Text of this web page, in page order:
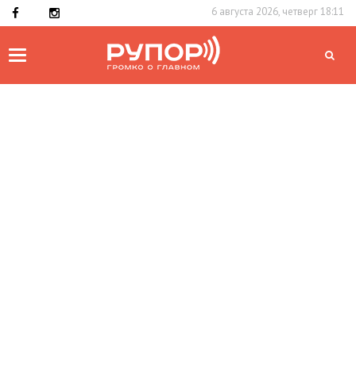
6 августа 2026, четверг 18:11
Toggle